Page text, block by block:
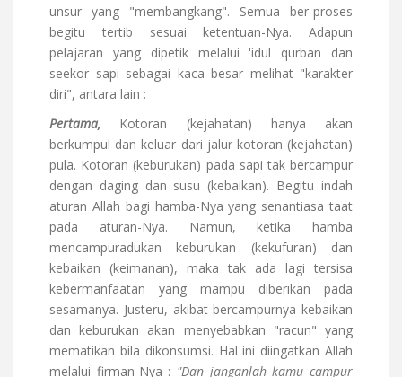
unsur yang "membangkang". Semua ber-proses
begitu tertib sesuai ketentuan-Nya. Adapun
pelajaran yang dipetik melalui 'idul qurban dan
seekor sapi sebagai kaca besar melihat "karakter
diri", antara lain :
Pertama, Kotoran (kejahatan) hanya akan
berkumpul dan keluar dari jalur kotoran (kejahatan)
pula. Kotoran (keburukan) pada sapi tak bercampur
dengan daging dan susu (kebaikan). Begitu indah
aturan Allah bagi hamba-Nya yang senantiasa taat
pada aturan-Nya. Namun, ketika hamba
mencampuradukan keburukan (kekufuran) dan
kebaikan (keimanan), maka tak ada lagi tersisa
kebermanfaatan yang mampu diberikan pada
sesamanya. Justeru, akibat bercampurnya kebaikan
dan keburukan akan menyebabkan "racun" yang
mematikan bila dikonsumsi. Hal ini diingatkan Allah
melalui firman-Nya : "Dan janganlah kamu campur